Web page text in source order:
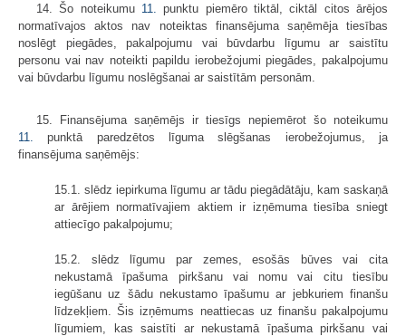
14. Šo noteikumu 11.
punktu piemēro tiktāl, ciktāl citos ārējos
normatīvajos aktos nav noteiktas finansējuma saņēmēja tiesības
noslēgt piegādes, pakalpojumu vai būvdarbu līgumu ar saistītu
personu vai nav noteikti papildu ierobežojumi piegādes, pakalpojumu
vai būvdarbu līgumu noslēgšanai ar saistītām personām.
15. Finansējuma saņēmējs ir tiesīgs nepiemērot šo noteikumu
11.
punktā paredzētos līguma slēgšanas ierobežojumus, ja
finansējuma saņēmējs:
15.1. slēdz iepirkuma līgumu ar tādu piegādātāju, kam saskaņā
ar ārējiem normatīvajiem aktiem ir izņēmuma tiesība sniegt
attiecīgo pakalpojumu;
15.2. slēdz līgumu par zemes, esošās būves vai cita
nekustamā īpašuma pirkšanu vai nomu vai citu tiesību
iegūšanu uz šādu nekustamo īpašumu ar jebkuriem finanšu
līdzekļiem. Šis izņēmums neattiecas uz finanšu pakalpojumu
līgumiem, kas saistīti ar nekustamā īpašuma pirkšanu vai